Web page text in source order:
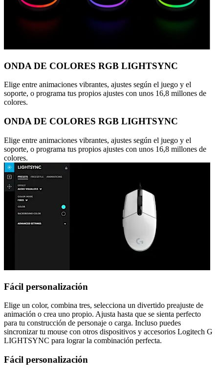
ONDA DE COLORES RGB LIGHTSYNC
Elige entre animaciones vibrantes, ajustes según el juego y el
soporte, o programa tus propios ajustes con unos 16,8 millones de
colores.
ONDA DE COLORES RGB LIGHTSYNC
Elige entre animaciones vibrantes, ajustes según el juego y el
soporte, o programa tus propios ajustes con unos 16,8 millones de
colores.
Fácil personalización
Elige un color, combina tres, selecciona un divertido preajuste de
animación o crea uno propio. Ajusta hasta que se sienta perfecto
para tu construcción de personaje o carga. Incluso puedes
sincronizar tu mouse con otros dispositivos y accesorios Logitech G
LIGHTSYNC para lograr la combinación perfecta.
Fácil personalización